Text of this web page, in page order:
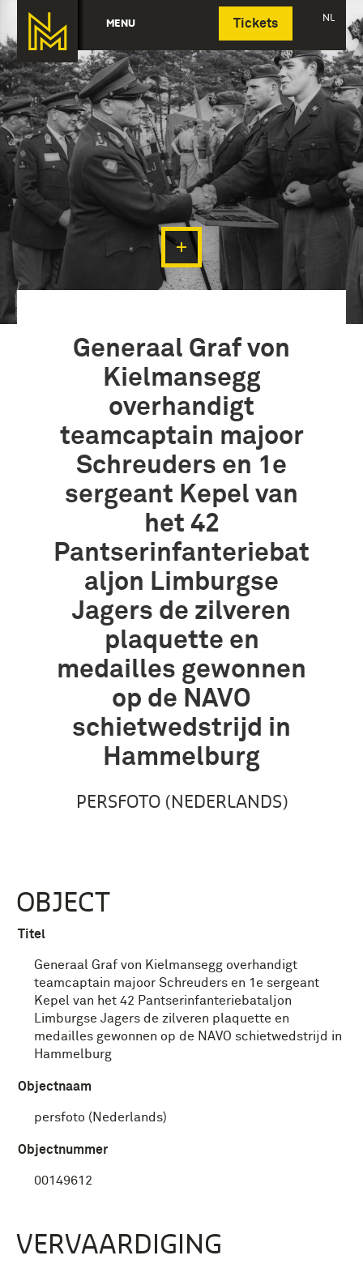
MENU Tickets NL
Deutsch
Generaal Graf von
Kielmansegg
overhandigt
teamcaptain majoor
Schreuders en 1e
sergeant Kepel van
het 42
Pantserinfanteriebat
aljon Limburgse
Jagers de zilveren
plaquette en
medailles gewonnen
op de NAVO
schietwedstrijd in
Hammelburg
PERSFOTO (NEDERLANDS)
OBJECT
Titel
Generaal Graf von Kielmansegg overhandigt
teamcaptain majoor Schreuders en 1e sergeant
Kepel van het 42 Pantserinfanteriebataljon
Limburgse Jagers de zilveren plaquette en
medailles gewonnen op de NAVO schietwedstrijd in
Hammelburg
Objectnaam
persfoto (Nederlands)
Objectnummer
00149612
VERVAARDIGING